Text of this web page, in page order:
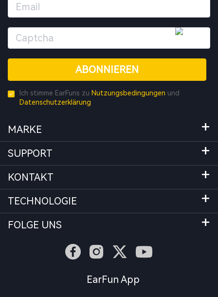
ABONNIEREN
Ich stimme EarFuns zu Nutzungsbedingungen und
Datenschutzerklärung
MARKE
SUPPORT
KONTAKT
TECHNOLOGIE
FOLGE UNS
EarFun App